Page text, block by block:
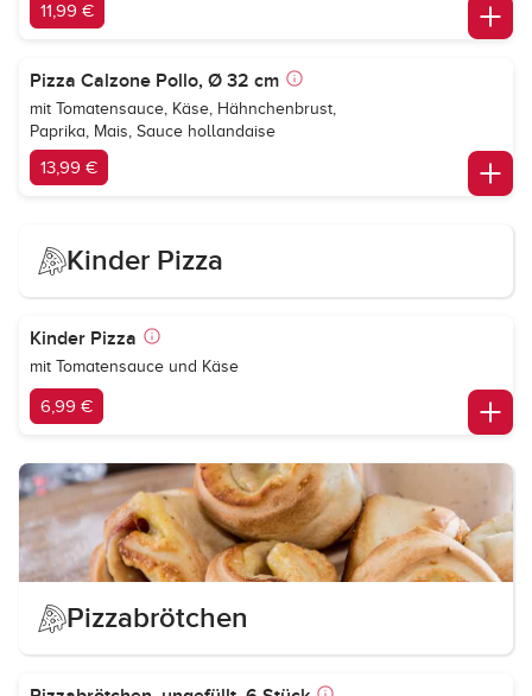
11,99 €
Pizza Calzone Pollo, Ø 32 cm
mit Tomatensauce, Käse, Hähnchenbrust,
Paprika, Mais, Sauce hollandaise
13,99 €
Kinder Pizza
Kinder Pizza
mit Tomatensauce und Käse
6,99 €
Pizzabrötchen